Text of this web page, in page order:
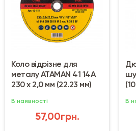
Коло відрізне для
металу ATAMAN 41 14А
230 х 2,0 мм (22.23 мм)
В наявності
57,00грн.
В